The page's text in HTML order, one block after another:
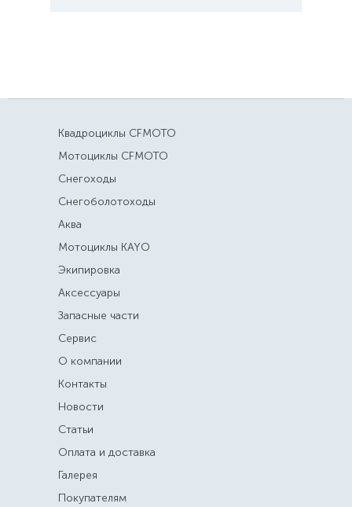
Квадроциклы CFMOTO
Мотоциклы CFMOTO
Снегоходы
Снегоболотоходы
Аква
Мотоциклы KAYO
Экипировка
Аксессуары
Запасные части
Сервис
О компании
Контакты
Новости
Статьи
Оплата и доставка
Галерея
Покупателям